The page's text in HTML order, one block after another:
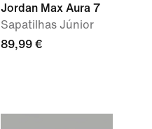
Jordan Max Aura 7
Sapatilhas Júnior
89,99 €